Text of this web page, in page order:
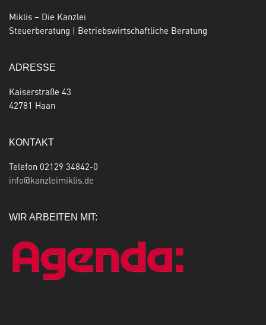
Miklis – Die Kanzlei
Steuerberatung | Betriebswirtschaftliche Beratung
ADRESSE
Kaiserstraße 43
42781 Haan
KONTAKT
Telefon 02129 34842-0
info@kanzleimiklis.de
WIR ARBEITEN MIT: